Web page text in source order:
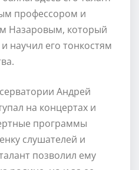
профессором и
Назаровым, который
научил его тонкостям
Андрей
на концертах и
программы
слушателей и
позволил ему